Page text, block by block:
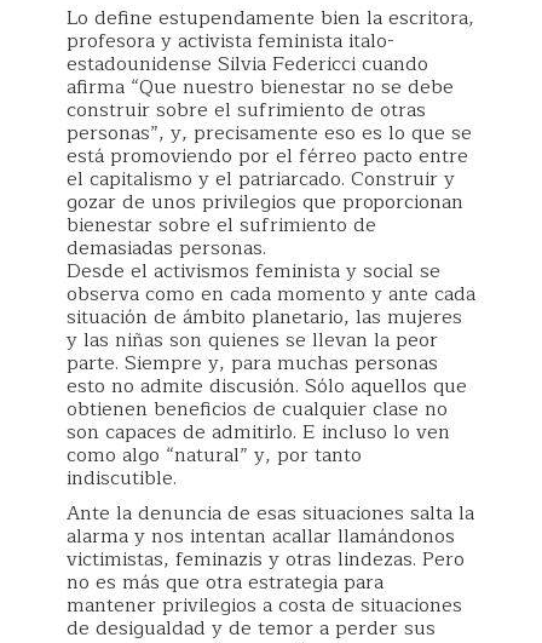
Lo define estupendamente bien la escritora,
profesora y activista feminista italo-
estadounidense Silvia Federicci cuando
afirma “Que nuestro bienestar no se debe
construir sobre el sufrimiento de otras
personas”, y, precisamente eso es lo que se
está promoviendo por el férreo pacto entre
el capitalismo y el patriarcado. Construir y
gozar de unos privilegios que proporcionan
bienestar sobre el sufrimiento de
demasiadas personas.
Desde el activismos feminista y social se
observa como en cada momento y ante cada
situación de ámbito planetario, las mujeres
y las niñas son quienes se llevan la peor
parte. Siempre y, para muchas personas
esto no admite discusión. Sólo aquellos que
obtienen beneficios de cualquier clase no
son capaces de admitirlo. E incluso lo ven
como algo “natural” y, por tanto
indiscutible.
Ante la denuncia de esas situaciones salta la
alarma y nos intentan acallar llamándonos
victimistas, feminazis y otras lindezas. Pero
no es más que otra estrategia para
mantener privilegios a costa de situaciones
de desigualdad y de temor a perder sus